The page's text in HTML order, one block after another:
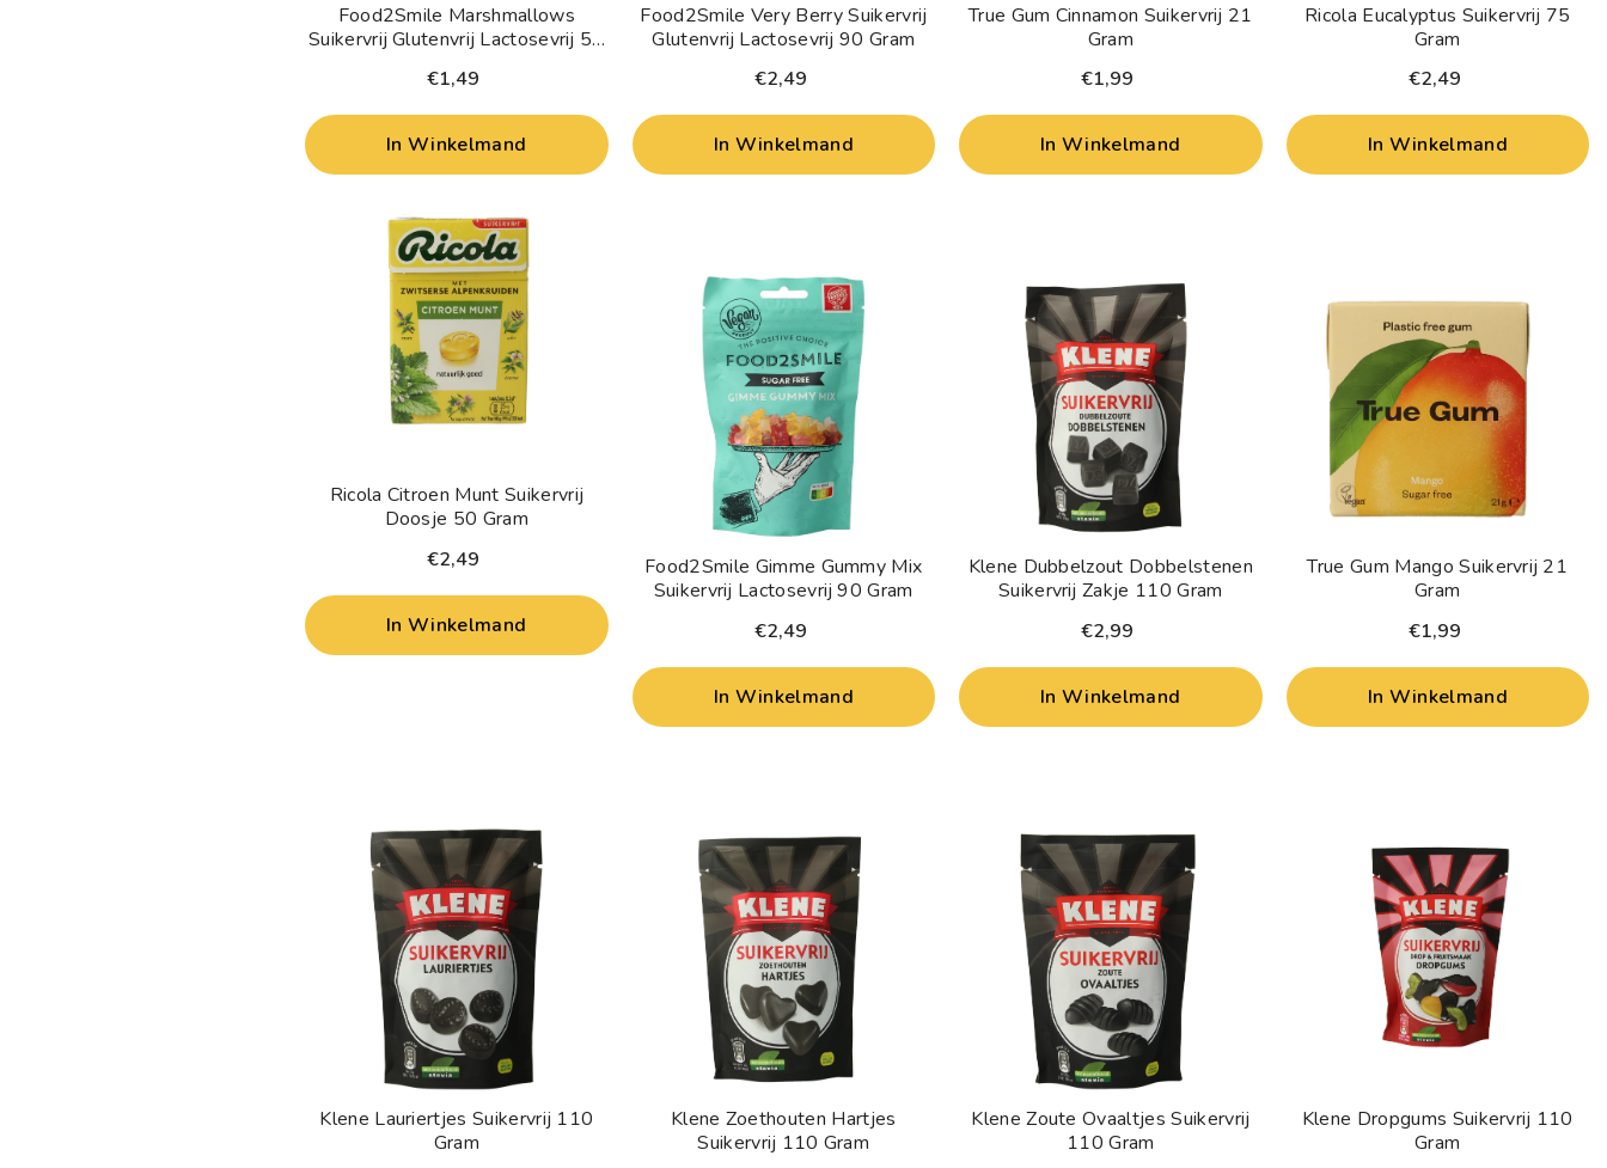
Food2Smile Marshmallows
Suikervrij Glutenvrij Lactosevrij 50
€1,49
In Winkelmand
Food2Smile Very Berry Suikervrij
Glutenvrij Lactosevrij 90 Gram
€2,49
In Winkelmand
True Gum Cinnamon Suikervrij 21
Gram
€1,99
In Winkelmand
Ricola Eucalyptus Suikervrij 75
Gram
€2,49
In Winkelmand
Ricola Citroen Munt Suikervrij
Doosje 50 Gram
€2,49
In Winkelmand
Food2Smile Gimme Gummy Mix
Suikervrij Lactosevrij 90 Gram
€2,49
In Winkelmand
Klene Dubbelzout Dobbelstenen
Suikervrij Zakje 110 Gram
€2,99
In Winkelmand
True Gum Mango Suikervrij 21
Gram
€1,99
In Winkelmand
Klene Lauriertjes Suikervrij 110
Gram
Klene Zoethouten Hartjes
Suikervrij 110 Gram
Klene Zoute Ovaaltjes Suikervrij
110 Gram
Klene Dropgums Suikervrij 110
Gram